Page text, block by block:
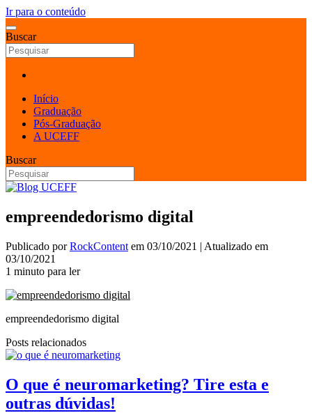
Ir para o conteúdo
Buscar
Início
Graduação
Pós-Graduação
A UCEFF
Buscar
empreendedorismo digital
Publicado porRockContent em 03/10/2021 | Atualizado em
03/10/2021
1 minuto para ler
empreendedorismo digital
Posts relacionados
O que é neuromarketing? Tire esta e
outras dúvidas!